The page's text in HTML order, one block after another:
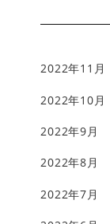
2022年11月
2022年10月
2022年9月
2022年8月
2022年7月